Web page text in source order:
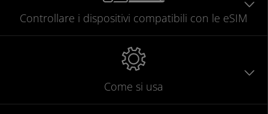
Controllare i dispositivi compatibili con le eSIM
Come si usa